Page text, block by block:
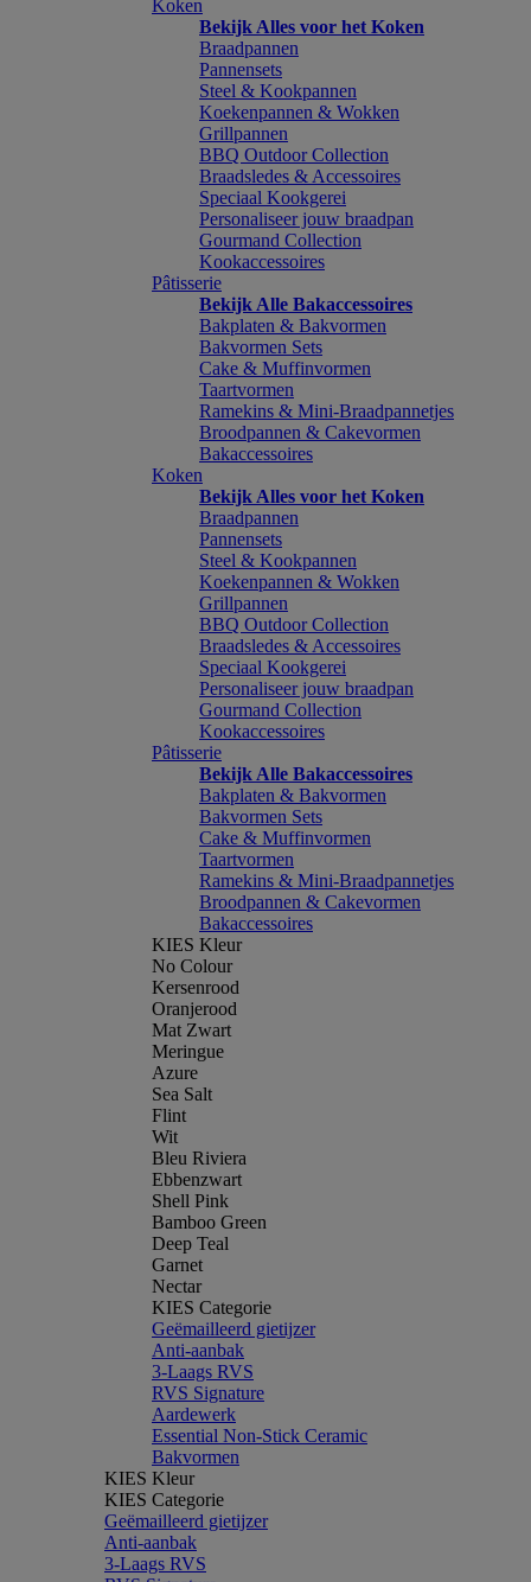
Koken
Bekijk Alles voor het Koken
Braadpannen
Pannensets
Steel & Kookpannen
Koekenpannen & Wokken
Grillpannen
BBQ Outdoor Collection
Braadsledes & Accessoires
Speciaal Kookgerei
Personaliseer jouw braadpan
Gourmand Collection
Kookaccessoires
Pâtisserie
Bekijk Alle Bakaccessoires
Bakplaten & Bakvormen
Bakvormen Sets
Cake & Muffinvormen
Taartvormen
Ramekins & Mini-Braadpannetjes
Broodpannen & Cakevormen
Bakaccessoires
Koken
Bekijk Alles voor het Koken
Braadpannen
Pannensets
Steel & Kookpannen
Koekenpannen & Wokken
Grillpannen
BBQ Outdoor Collection
Braadsledes & Accessoires
Speciaal Kookgerei
Personaliseer jouw braadpan
Gourmand Collection
Kookaccessoires
Pâtisserie
Bekijk Alle Bakaccessoires
Bakplaten & Bakvormen
Bakvormen Sets
Cake & Muffinvormen
Taartvormen
Ramekins & Mini-Braadpannetjes
Broodpannen & Cakevormen
Bakaccessoires
KIES Kleur
No Colour
Kersenrood
Oranjerood
Mat Zwart
Meringue
Azure
Sea Salt
Flint
Wit
Bleu Riviera
Ebbenzwart
Shell Pink
Bamboo Green
Deep Teal
Garnet
Nectar
KIES Categorie
Geëmailleerd gietijzer
Anti-aanbak
3-Laags RVS
RVS Signature
Aardewerk
Essential Non-Stick Ceramic
Bakvormen
KIES Kleur
KIES Categorie
Geëmailleerd gietijzer
Anti-aanbak
3-Laags RVS